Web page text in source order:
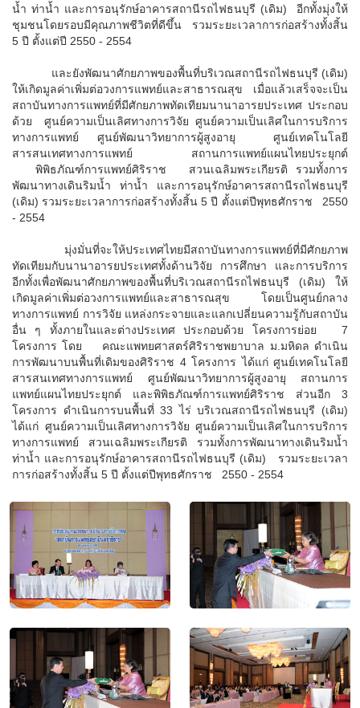
น้ำ ท่าน้ำ และการอนุรักษ์อาคารสถานีรถไฟธนบุรี (เดิม) อีกทั้งมุ่งให้
ชุมชนโดยรอบมีคุณภาพชีวิตที่ดีขึ้น รวมระยะเวลาการก่อสร้างทั้งสิ้น
5 ปี ตั้งแต่ปี 2550 - 2554
และยังพัฒนาศักยภาพของพื้นที่บริเวณสถานีรถไฟธนบุรี (เดิม)
ให้เกิดมูลค่าเพิ่มต่อวงการแพทย์และสาธารณสุข เมื่อแล้วเสร็จจะเป็น
สถาบันทางการแพทย์ที่มีศักยภาพทัดเทียมนานาอารยประเทศ ประกอบ
ด้วย ศูนย์ความเป็นเลิศทางการวิจัย ศูนย์ความเป็นเลิศในการบริการ
ทางการแพทย์ ศูนย์พัฒนาวิทยาการผู้สูงอายุ ศูนย์เทคโนโลยี
สารสนเทศทางการแพทย์ สถานการแพทย์แผนไทยประยุกต์
พิพิธภัณฑ์การแพทย์ศิริราช สวนเฉลิมพระเกียรติ รวมทั้งการ
พัฒนาทางเดินริมน้ำ ท่าน้ำ และการอนุรักษ์อาคารสถานีรถไฟธนบุรี
(เดิม) รวมระยะเวลาการก่อสร้างทั้งสิ้น 5 ปี ตั้งแต่ปีพุทธศักราช 2550
- 2554
มุ่งมั่นที่จะให้ประเทศไทยมีสถาบันทางการแพทย์ที่มีศักยภาพ
ทัดเทียมกับนานาอารยประเทศทั้งด้านวิจัย การศึกษา และการบริการ
อีกทั้งเพื่อพัฒนาศักยภาพของพื้นที่บริเวณสถานีรถไฟธนบุรี (เดิม) ให้
เกิดมูลค่าเพิ่มต่อวงการแพทย์และสาธารณสุข โดยเป็นศูนย์กลาง
ทางการแพทย์ การวิจัย แหล่งกระจายและแลกเปลี่ยนความรู้กับสถาบัน
อื่น ๆ ทั้งภายในและต่างประเทศ ประกอบด้วย โครงการย่อย 7
โครงการ โดย คณะแพทยศาสตร์ศิริราชพยาบาล ม.มหิดล ดำเนิน
การพัฒนาบนพื้นที่เดิมของศิริราช 4 โครงการ ได้แก่ ศูนย์เทคโนโลยี
สารสนเทศทางการแพทย์ ศูนย์พัฒนาวิทยาการผู้สูงอายุ สถานการ
แพทย์แผนไทยประยุกต์ และพิพิธภัณฑ์การแพทย์ศิริราช ส่วนอีก 3
โครงการ ดำเนินการบนพื้นที่ 33 ไร่ บริเวณสถานีรถไฟธนบุรี (เดิม)
ได้แก่ ศูนย์ความเป็นเลิศทางการวิจัย ศูนย์ความเป็นเลิศในการบริการ
ทางการแพทย์ สวนเฉลิมพระเกียรติ รวมทั้งการพัฒนาทางเดินริมน้ำ
ท่าน้ำ และการอนุรักษ์อาคารสถานีรถไฟธนบุรี (เดิม) รวมระยะเวลา
การก่อสร้างทั้งสิ้น 5 ปี ตั้งแต่ปีพุทธศักราช 2550 - 2554